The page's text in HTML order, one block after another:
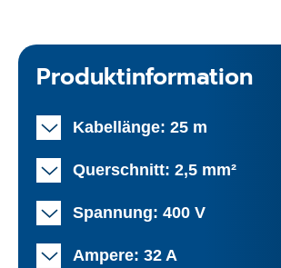
Produktinformation
Kabellänge: 25 m
Querschnitt: 2,5 mm²
Spannung: 400 V
Ampere: 32 A